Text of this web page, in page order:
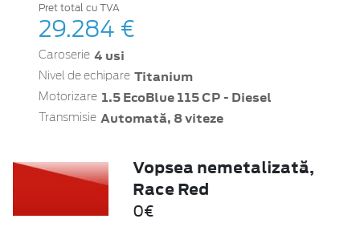
Pret total cu TVA
29.284 €
Caroserie 4 usi
Nivel de echipare Titanium
Motorizare 1.5 EcoBlue 115 CP - Diesel
Transmisie Automată, 8 viteze
Vopsea nemetalizată,
Race Red
0€